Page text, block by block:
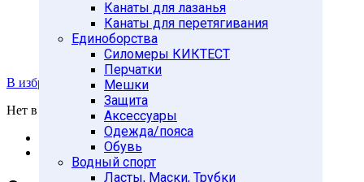
Канаты для лазанья
Канаты для перетягивания
Единоборства
Силомеры КИКТЕСТ
Перчатки
Мешки
Защита
Аксессуары
Одежда/пояса
Обувь
Водный спорт
Ласты, Маски, Трубки
В избранное
Нет в наличии
Описание
Отзывы (0)